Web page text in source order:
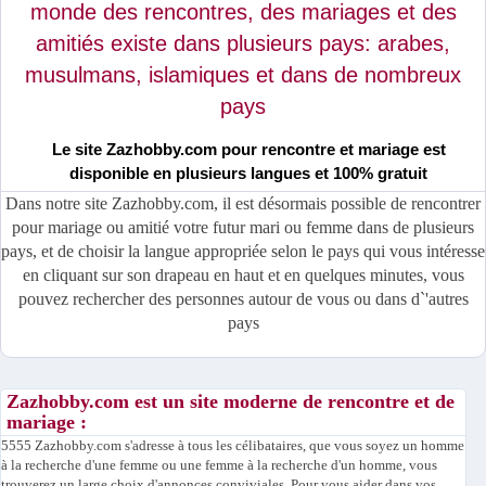
monde des rencontres, des mariages et des
amitiés existe dans plusieurs pays: arabes,
musulmans, islamiques et dans de nombreux
pays
Le site Zazhobby.com pour rencontre et mariage est
disponible en plusieurs langues et 100% gratuit
Dans notre site Zazhobby.com, il est désormais possible de rencontrer
pour mariage ou amitié votre futur mari ou femme dans de plusieurs
pays, et de choisir la langue appropriée selon le pays qui vous intéresse
en cliquant sur son drapeau en haut et en quelques minutes, vous
pouvez rechercher des personnes autour de vous ou dans d`'autres
pays
Zazhobby.com est un site moderne de rencontre et de
mariage :
5555 Zazhobby.com s'adresse à tous les célibataires, que vous soyez un homme
à la recherche d'une femme ou une femme à la recherche d'un homme, vous